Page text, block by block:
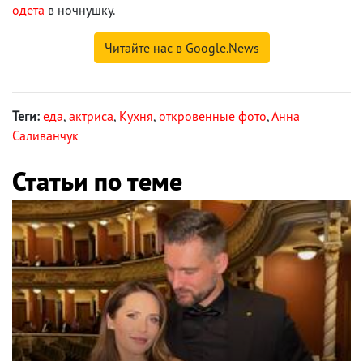
одета в ночнушку.
Читайте нас в Google.News
Теги: еда, актриса, Кухня, откровенные фото,Анна
Саливанчук
Статьи по теме